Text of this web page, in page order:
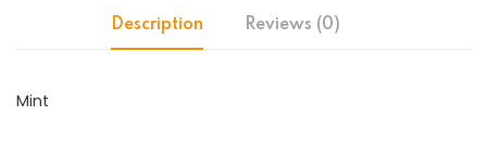
Description Reviews (0)
Mint